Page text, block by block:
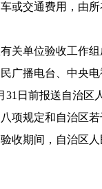
或交通费用，由所
关单位验收工作
广播电台、中央
31 日前报送自治区
项规定和自治
收期间，自治区